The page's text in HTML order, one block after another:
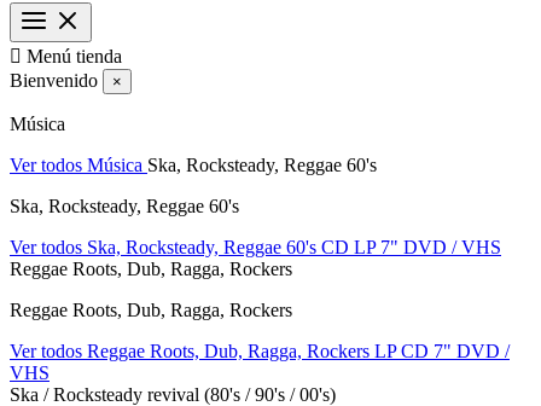
 Menú tienda
Bienvenido
×
Música
Ver todos Música Ska, Rocksteady, Reggae 60's
Ska, Rocksteady, Reggae 60's
Ver todos Ska, Rocksteady, Reggae 60's CD LP 7" DVD / VHS
Reggae Roots, Dub, Ragga, Rockers
Reggae Roots, Dub, Ragga, Rockers
Ver todos Reggae Roots, Dub, Ragga, Rockers LPCD 7" DVD /
VHS
Ska / Rocksteady revival (80's / 90's / 00's)